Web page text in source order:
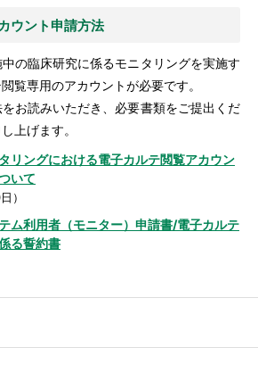
ウント申請方法
の臨床研究に係るモニタリングを実施す
覧専用のアカウントが必要です。
お読みいただき、必要書類をご提出くだ
上げます。
リングにおける電子カルテ閲覧アカウン
いて
）
ム利用者（モニター）申請書/電子カルテ
る誓約書